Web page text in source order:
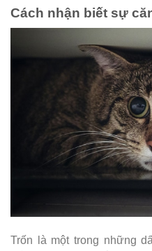
Cách nhận biết sự
Trốn là một trong những